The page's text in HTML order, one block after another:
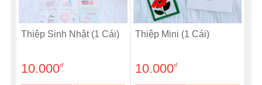
Thiệp Sinh Nhật (1 Cái)
10.000đ
Thiệp Mini (1 Cái)
10.000đ